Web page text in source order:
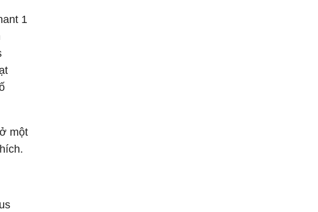
1
một